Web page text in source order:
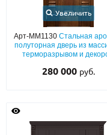
УСТАНОВКА
О НАС
Увеличить
Арт-ММ1130 Стальная
полуторная дверь из
терморазрывом и
280 000 руб.